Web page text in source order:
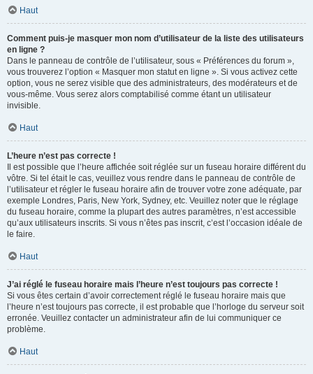
Haut
Comment puis-je masquer mon nom d’utilisateur de la liste des utilisateurs
en ligne ?
Dans le panneau de contrôle de l’utilisateur, sous « Préférences du forum »,
vous trouverez l’option « Masquer mon statut en ligne ». Si vous activez cette
option, vous ne serez visible que des administrateurs, des modérateurs et de
vous-même. Vous serez alors comptabilisé comme étant un utilisateur
invisible.
Haut
L’heure n’est pas correcte !
Il est possible que l’heure affichée soit réglée sur un fuseau horaire différent du
vôtre. Si tel était le cas, veuillez vous rendre dans le panneau de contrôle de
l’utilisateur et régler le fuseau horaire afin de trouver votre zone adéquate, par
exemple Londres, Paris, New York, Sydney, etc. Veuillez noter que le réglage
du fuseau horaire, comme la plupart des autres paramètres, n’est accessible
qu’aux utilisateurs inscrits. Si vous n’êtes pas inscrit, c’est l’occasion idéale de
le faire.
Haut
J’ai réglé le fuseau horaire mais l’heure n’est toujours pas correcte !
Si vous êtes certain d’avoir correctement réglé le fuseau horaire mais que
l’heure n’est toujours pas correcte, il est probable que l’horloge du serveur soit
erronée. Veuillez contacter un administrateur afin de lui communiquer ce
problème.
Haut